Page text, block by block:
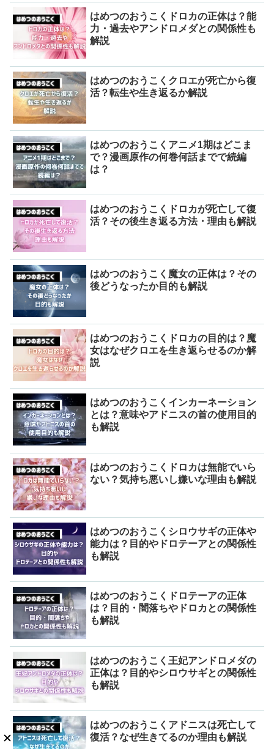
はめつのおうこくドロカの正体は？能
力・過去やアンドロメダとの関係性も
解説
はめつのおうこくクロエが死亡から復
活？転生や生き返るか解説
はめつのおうこくアニメ1期はどこま
で？漫画原作の何巻何話までで続編
は？
はめつのおうこくドロカが死亡して復
活？その後生き返る方法・理由も解説
はめつのおうこく魔女の正体は？その
後どうなったか目的も解説
はめつのおうこくドロカの目的は？魔
女はなぜクロエを生き返らせるのか解
説
はめつのおうこくインカーネーション
とは？意味やアドニスの首の使用目的
も解説
はめつのおうこくドロカは無能でいら
ない？気持ち悪いし嫌いな理由も解説
はめつのおうこくシロウサギの正体や
能力は？目的やドロテーアとの関係性
も解説
はめつのおうこくドロテーアの正体
は？目的・闇落ちやドロカとの関係性
も解説
はめつのおうこく王妃アンドロメダの
正体は？目的やシロウサギとの関係性
も解説
はめつのおうこくアドニスは死亡して
復活？なぜ生きてるのか理由も解説